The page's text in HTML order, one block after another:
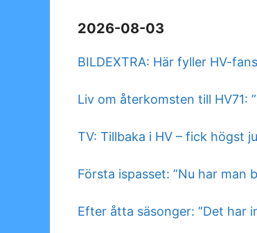
2026-08-03
BILDEXTRA: Här fyller HV-
Liv om återkomsten till HV71:
TV: Tillbaka i HV – fick högst
Första ispasset: ”Nu har man
Efter åtta säsonger: ”Det har